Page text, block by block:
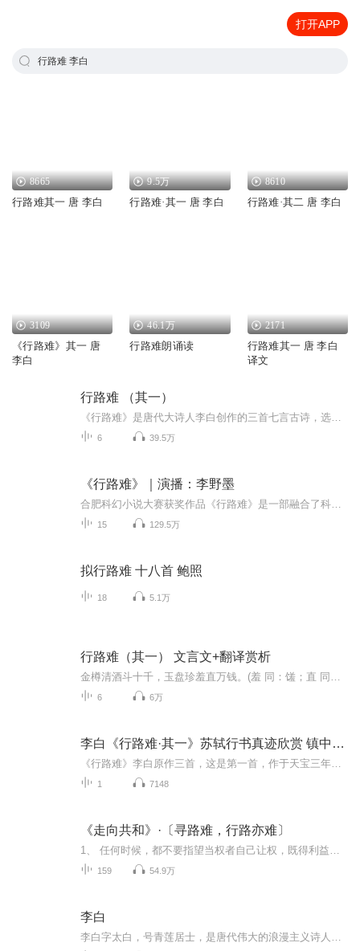
打开APP
行路难 李白
8665
行路难其一 唐 李白
9.5万
行路难·其一 唐 李白
8610
行路难·其二 唐 李白
3109
《行路难》其一 唐
李白
46.1万
行路难朗诵读
2171
行路难其一 唐 李白
译文
行路难 （其一）
6 39.5万
《行路难》｜演播：李野墨
15 129.5万
拟行路难 十八首 鲍照
18 5.1万
行路难（其一） 文言文+翻译赏析
6 6万
李白《行路难·其一》苏轼行书真迹欣赏 镇中张志新朗读
1 7148
《走向共和》·〔寻路难，行路亦难〕
159 54.9万
李白